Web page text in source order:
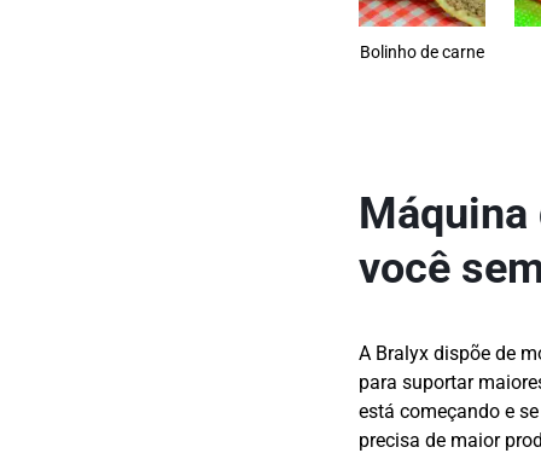
Bolinho de carne
Máquina
você
A Bralyx dispõe de
para suportar
está começando e
precisa de maior